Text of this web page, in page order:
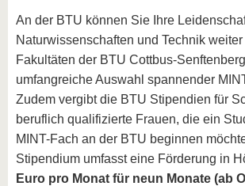
An der BTU können Sie Ihre
Naturwissenschaften und Technik
Fakultäten der BTU Cottbus-
umfangreiche Auswahl spannender
Zudem vergibt die BTU Stipendien für
beruflich qualifizierte Frauen, die ein
MINT-Fach an der BTU beginnen
Stipendium umfasst eine Förderung in
Euro pro Monat für neun Monate (ab